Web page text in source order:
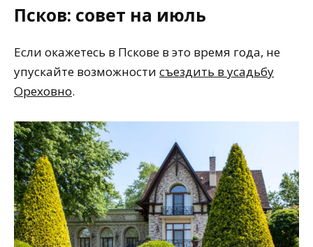
Псков: совет на июль
Если окажетесь в Пскове в это время года, не
упускайте возможности съездить в усадьбу
Ореховно.